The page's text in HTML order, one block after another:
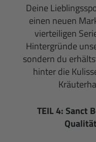
Deine
einen neuen
vierteiligen
Hintergründe
sondern du
hinter die
TEIL 4: Sanct